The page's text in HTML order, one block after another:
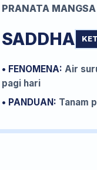
PRANATA
SADDHA
• FENOMENA: Air
pagi hari
• PANDUAN: Tanam